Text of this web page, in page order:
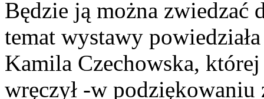
Będzie ją można zwiedzać
temat wystawy
Kamila Czechowska,
wręczył -w podziękowaniu